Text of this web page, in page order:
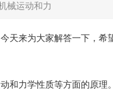
械运动和力
天来为大家解答一下，希
和力学性质等方面的原理